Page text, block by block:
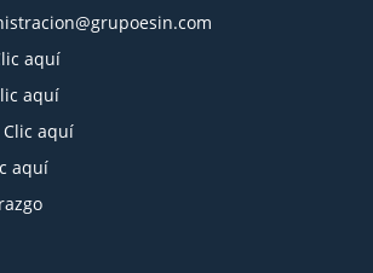
aquí
aquí
Clic aquí
aquí